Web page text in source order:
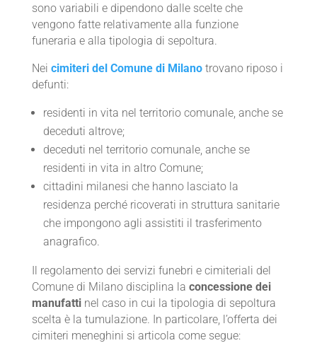
sono variabili e dipendono dalle scelte che
vengono fatte relativamente alla funzione
funeraria e alla tipologia di sepoltura.
Nei cimiteri del Comune di Milanotrovano riposo i
defunti:
residenti in vita nel territorio comunale, anche se
deceduti altrove;
deceduti nel territorio comunale, anche se
residenti in vita in altro Comune;
cittadini milanesi che hanno lasciato la
residenza perché ricoverati in struttura sanitarie
che impongono agli assistiti il trasferimento
anagrafico.
Il regolamento dei servizi funebri e cimiteriali del
Comune di Milano disciplina la concessione dei
manufattinel caso in cui la tipologia di sepoltura
scelta è la tumulazione. In particolare, l’offerta dei
cimiteri meneghini si articola come segue: